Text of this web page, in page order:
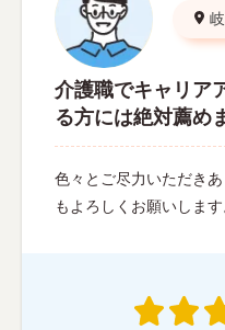
介護職でキャリア
る方には絶対薦め
色々とご尽力いただき
もよろしくお願いします